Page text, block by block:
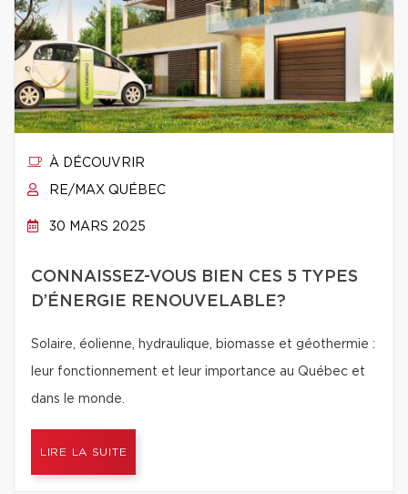
À DÉCOUVRIR
RE/MAX QUÉBEC
30 MARS 2025
CONNAISSEZ-VOUS BIEN CES 5 TYPES
D’ÉNERGIE RENOUVELABLE?
Solaire, éolienne, hydraulique, biomasse et géothermie :
leur fonctionnement et leur importance au Québec et
dans le monde.
LIRE LA SUITE